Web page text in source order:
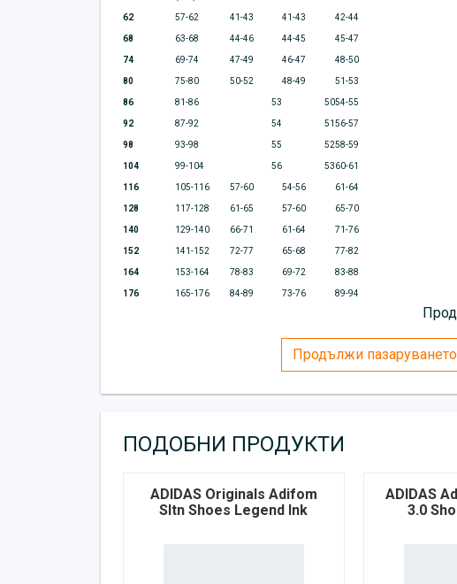
62 57-62 41-43 41-43 42-44
68 63-68 44-46 44-45 45-47
74 69-74 47-49 46-47 48-50
80 75-80 50-52 48-49 51-53
86 81-86 53 5054-55
92 87-92 54 51 56-57
98 93-98 55 5258-59
104 99-104 56 5360-61
116 105-116 57-60 54-56 61-64
128 117-128 61-65 57-60 65-70
140 129-140 66-71 61-64 71-76
152 141-152 72-77 65-68 77-82
164 153-164 78-83 69-72 83-88
176 165-176 84-89 73-76 89-94
Продължи пазаруването
ПОДОБНИ ПРОДУКТИ
ADIDAS Originals Adifom
Sltn Shoes Legend Ink
ADIDAS
3.0